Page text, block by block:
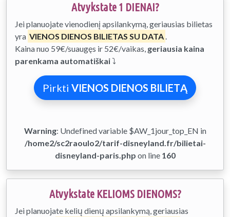
Atvykstate 1 DIENAI?
Jei planuojate vienodienį apsilankymą, geriausias bilietas
yra VIENOS DIENOS BILIETAS SU DATA .
Kaina nuo 59€/suaugęs ir 52€/vaikas, geriausia kaina
parenkama automatiškai⤵
Pirkti VIENOS DIENOS BILIETĄ
Warning: Undefined variable $AW_1jour_top_EN in
/home2/sc2raoulo2/tarif-disneyland.fr/bilietai-
disneyland-paris.php on line 160
Atvykstate KELIOMS DIENOMS?
Jei planuojate kelių dienų apsilankymą, geriausias